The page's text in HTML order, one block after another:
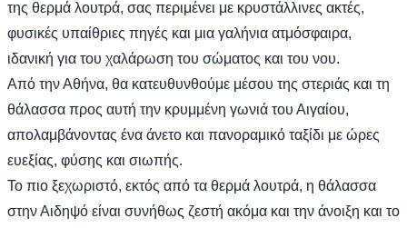
της θερμά λουτρά, σας περιμένει με κρυστάλλινες ακτές,
φυσικές υπαίθριες πηγές και μια γαλήνια ατμόσφαιρα,
ιδανική για του χαλάρωση του σώματος και του νου.
Από την Αθήνα, θα κατευθυνθούμε μέσου της στεριάς και τη
θάλασσα προς αυτή την κρυμμένη γωνιά του Αιγαίου,
απολαμβάνοντας ένα άνετο και πανοραμικό ταξίδι με ώρες
ευεξίας, φύσης και σιωπής.
Το πιο ξεχωριστό, εκτός από τα θερμά λουτρά, η θάλασσα
στην Αιδηψό είναι συνήθως ζεστή ακόμα και την άνοιξη και το